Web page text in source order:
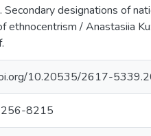
Secondary designations of
ethnocentrism / Anastasiia
10.20535/2617-
8215